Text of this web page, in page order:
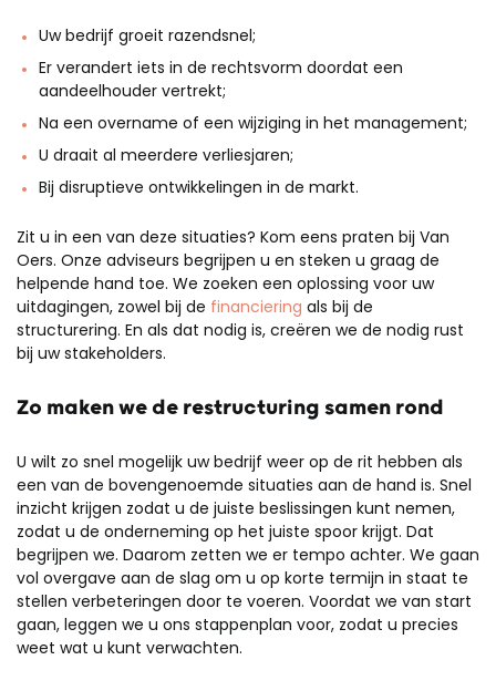
Uw bedrijf groeit razendsnel;
Er verandert iets in de rechtsvorm doordat een
aandeelhouder vertrekt;
Na een overname of een wijziging in het management;
U draait al meerdere verliesjaren;
Bij disruptieve ontwikkelingen in de markt.
Zit u in een van deze situaties? Kom eens praten bij Van
Oers. Onze adviseurs begrijpen u en steken u graag de
helpende hand toe. We zoeken een oplossing voor uw
uitdagingen, zowel bij de financiering als bij de
structurering. En als dat nodig is, creëren we de nodig rust
bij uw stakeholders.
Zo maken we de restructuring samen rond
U wilt zo snel mogelijk uw bedrijf weer op de rit hebben als
een van de bovengenoemde situaties aan de hand is. Snel
inzicht krijgen zodat u de juiste beslissingen kunt nemen,
zodat u de onderneming op het juiste spoor krijgt. Dat
begrijpen we. Daarom zetten we er tempo achter. We gaan
vol overgave aan de slag om u op korte termijn in staat te
stellen verbeteringen door te voeren. Voordat we van start
gaan, leggen we u ons stappenplan voor, zodat u precies
weet wat u kunt verwachten.